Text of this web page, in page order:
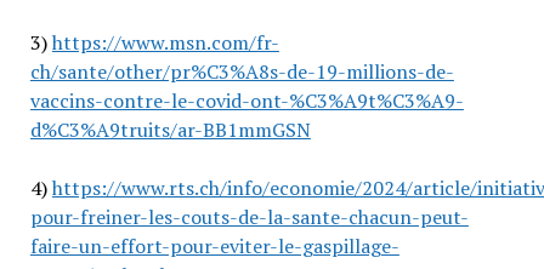
3)https://www.msn.com/fr-
ch/sante/other/pr%C3%A8s-de-19-millions-de-
vaccins-contre-le-covid-ont-%C3%A9t%C3%A9-
d%C3%A9truits/ar-BB1mmGSN
4)https://www.rts.ch/info/economie/2024/article/
pour-freiner-les-couts-de-la-sante-chacun-peut-
faire-un-effort-pour-eviter-le-gaspillage-